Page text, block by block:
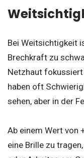
Bei Weitsichtigkeit
Brechkraft zu
Netzhaut
haben oft
sehen, aber in der
Ab einem Wert von
eine Brille zu